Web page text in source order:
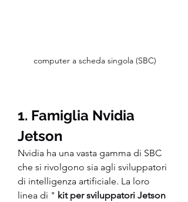
computer a scheda singola (SBC)
1. Famiglia Nvidia
Jetson
Nvidia ha una vasta gamma di SBC
che si rivolgono sia agli sviluppatori
di intelligenza artificiale. La loro
linea di " kit per sviluppatori Jetson